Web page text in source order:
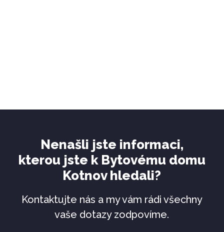
Nenašli jste informaci,
kterou jste k Bytovému domu
Kotnov hledali?
Kontaktujte nás a my vám rádi všechny
vaše dotazy zodpovíme.